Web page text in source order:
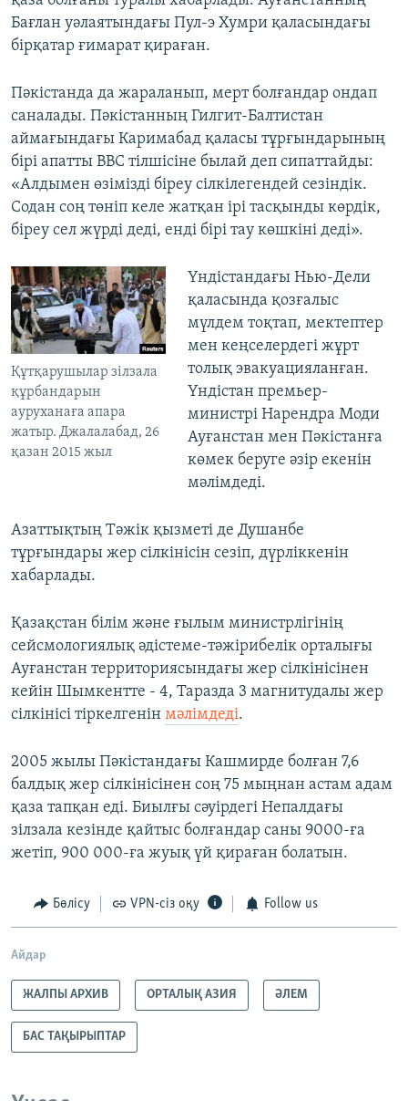
Бағлан уәлаятындағы Пул-э Хумри қаласындағы
бірқатар ғимарат қираған.
Пәкістанда да жараланып, мерт болғандар ондап
саналады. Пәкістанның Гилгит-Балтистан
аймағындағы Каримабад қаласы тұрғындарының
бірі апатты BBC тілшісіне былай деп сипаттайды:
«Алдымен өзімізді біреу сілкілегендей сезіндік.
Содан соң төніп келе жатқан ірі тасқынды көрдік,
біреу сел жүрді деді, енді бірі тау көшкіні деді».
Құтқарушылар зілзала
құрбандарын
ауруханаға апара
жатыр. Джалалабад, 26
қазан 2015 жыл
Үндістандағы Нью-Дели
қаласында қозғалыс
мүлдем тоқтап, мектептер
мен кеңселердегі жұрт
толық эвакуацияланған.
Үндістан премьер-
министрі Нарендра Моди
Ауғанстан мен Пәкістанға
көмек беруге әзір екенін
мәлімдеді.
Азаттықтың Тәжік қызметі де Душанбе
тұрғындары жер сілкінісін сезіп, дүрліккенін
хабарлады.
Қазақстан білім және ғылым министрлігінің
сейсмологиялық әдістеме-тәжірибелік орталығы
Ауғанстан территориясындағы жер сілкінісінен
кейін Шымкентте - 4, Таразда 3 магнитудалы жер
сілкінісі тіркелгенін мәлімдеді.
2005 жылы Пәкістандағы Кашмирде болған 7,6
балдық жер сілкінісінен соң 75 мыңнан астам адам
қаза тапқан еді. Биылғы сәуірдегі Непалдағы
зілзала кезінде қайтыс болғандар саны 9000-ға
жетіп, 900 000-ға жуық үй қираған болатын.
Бөлісу VPN-сіз оқу Follow us
Айдар
ЖАЛПЫ АРХИВ ОРТАЛЫҚ АЗИЯ ӘЛЕМ
БАС ТАҚЫРЫПТАР